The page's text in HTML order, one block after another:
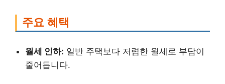
주요 혜택
월세 인하: 일반 주택보다 저렴한 월세로 부담이
줄어듭니다.